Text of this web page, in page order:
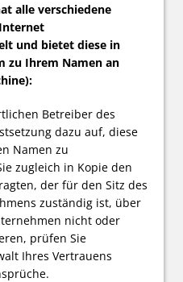
alle verschiedene
und bietet diese in
zu Ihrem Namen an
Betreiber des
dazu auf, diese
Namen zu
zugleich in Kopie den
der für den Sitz des
zuständig ist, über
nicht oder
prüfen Sie
Ihres Vertrauens